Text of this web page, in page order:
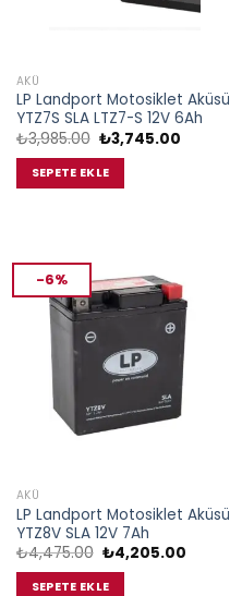
AKÜ
LP Landport Motosiklet Aküsü
YTZ7S SLA LTZ7-S 12V 6Ah
₺3,985.00 Orijinal
fiyat:
₺3,985.00.
₺3,745.00Şu
SEPETE EKLE
-6%
AKÜ
LP Landport Motosiklet Aküsü
YTZ8V SLA 12V 7Ah
₺4,475.00 Orijinal
fiyat:
₺4,475.00.
₺4,205.00Şu
SEPETE EKLE